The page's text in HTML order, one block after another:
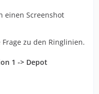
einen Screenshot
zu den Ringlinien.
1 -> Depot